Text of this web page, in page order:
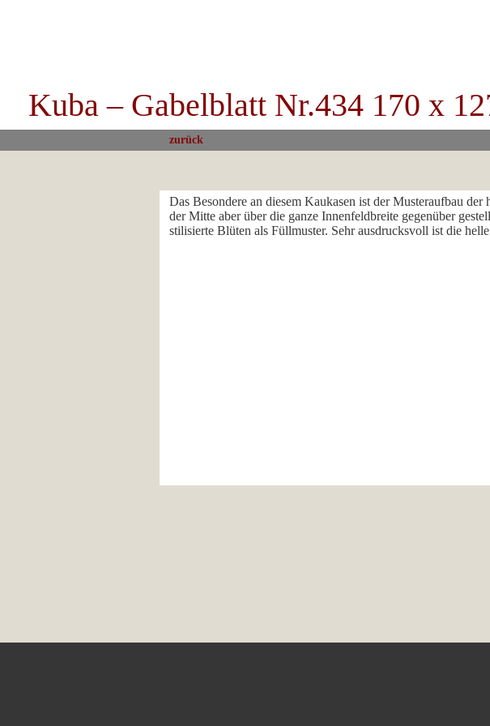
Kuba – Gabelblatt Nr.434 170 x
zurück
Das Besondere an diesem Kaukasen ist der Musteraufbau
der Mitte aber über die ganze Innenfeldbreite gegenüber
stilisierte Blüten als Füllmuster. Sehr ausdrucksvoll ist die